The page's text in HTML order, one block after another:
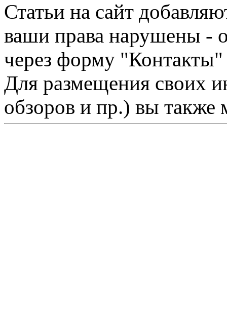
Статьи на сайт
ваши права нарушены -
через форму "Контакты"
Для размещения своих
обзоров и пр.) вы также